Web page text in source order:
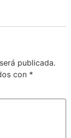
publicada.
con *